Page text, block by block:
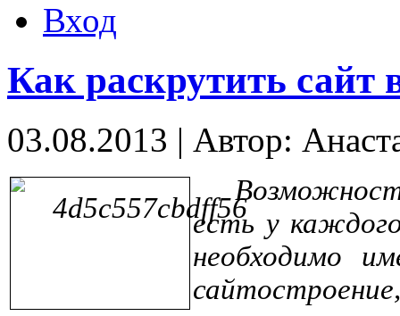
Вход
Как раскрутить сайт
03.08.2013 | Автор:
есть у
необходимо